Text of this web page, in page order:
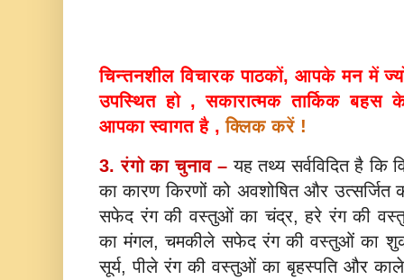
चिन्तनशील विचारक पाठकों, आपके मन में
उपस्थित हो , सकारात्मक तार्किक बहस
आपका स्वागत है , क्लिक करें !
3. रंगो का चुनाव – यह तथ्य सर्वविदित है कि
का कारण किरणों को अवशोषित और
सफेद रंग की वस्तुओं का चंद्र, हरे रंग की
का मंगल, चमकीले सफेद रंग की वस्तुओं का
सूर्य, पीले रंग की वस्तुओं का बृहस्पति और